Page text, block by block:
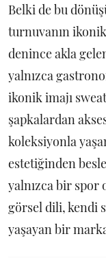
Belki de bu
turnuvanın
denince akla
yalnızca
ikonik imajı
şapkalardan
koleksiyonla
estetiğinden
yalnızca bir spor
görsel dili, kendi
yaşayan bir